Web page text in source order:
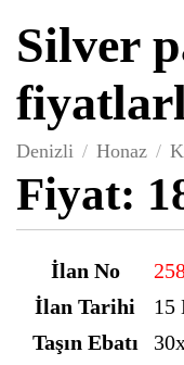
Silver
Denizli Honaz
Fiyat:
İlan No
İlan Tarihi
15
Taşın Ebatı